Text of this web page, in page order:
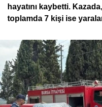
hayatını kaybetti.
toplamda 7 kişi ise